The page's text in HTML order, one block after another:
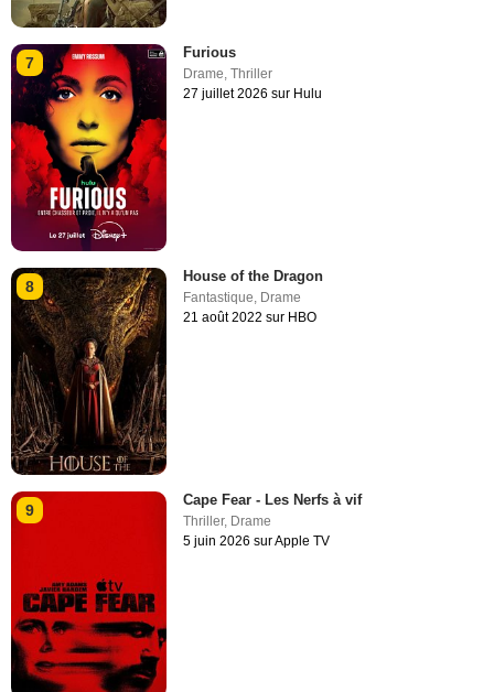
7
Furious
Drame ,Thriller
27 juillet 2026 sur Hulu
8
House of the Dragon
Fantastique, Drame
21 août 2022 sur HBO
9
Cape Fear - Les Nerfs à vif
Thriller, Drame
5 juin 2026 sur Apple TV